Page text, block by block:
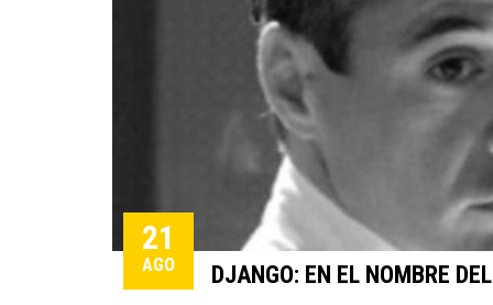
21
AGO DJANGO: EN EL NOMBRE